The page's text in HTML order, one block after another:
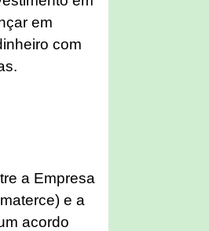
em
com
a Empresa
e a
acordo